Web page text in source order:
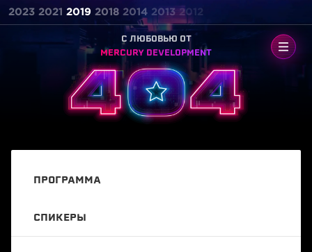
2023 2021 2019 2018 2014 2013 2012
C ЛЮБОВЬЮ ОТ
MERCURY DEVELOPMENT
ПРОГРАММА
СПИКЕРЫ